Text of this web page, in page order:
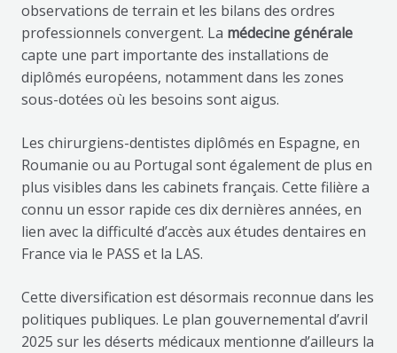
observations de terrain et les bilans des ordres
professionnels convergent. La médecine générale
capte une part importante des installations de
diplômés européens, notamment dans les zones
sous-dotées où les besoins sont aigus.
Les chirurgiens-dentistes diplômés en Espagne, en
Roumanie ou au Portugal sont également de plus en
plus visibles dans les cabinets français. Cette filière a
connu un essor rapide ces dix dernières années, en
lien avec la difficulté d’accès aux études dentaires en
France via le PASS et la LAS.
Cette diversification est désormais reconnue dans les
politiques publiques. Le plan gouvernemental d’avril
2025 sur les déserts médicaux mentionne d’ailleurs la